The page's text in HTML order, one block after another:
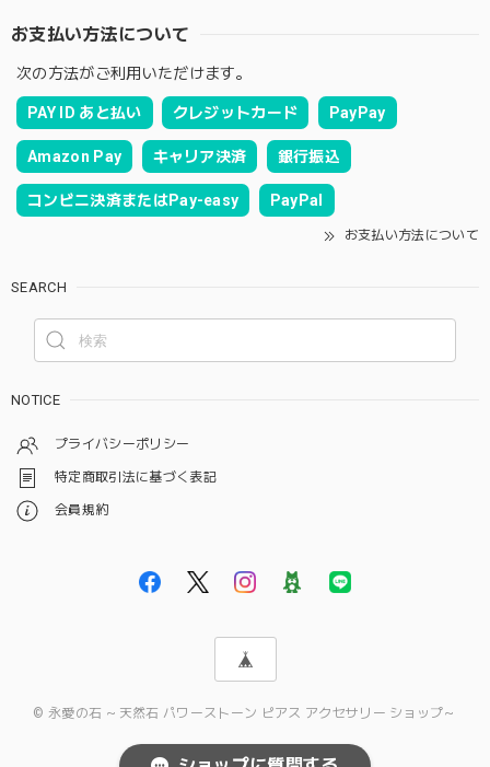
お支払い方法について
次の方法がご利用いただけます。
PAY ID あと払い クレジットカード PayPay
Amazon Pay キャリア決済 銀行振込
コンビニ決済またはPay-easy PayPal
お支払い方法について
SEARCH
NOTICE
プライバシーポリシー
特定商取引法に基づく表記
会員規約
© 永愛の石 ～天然石 パワーストーン ピアス アクセサリー ショップ～